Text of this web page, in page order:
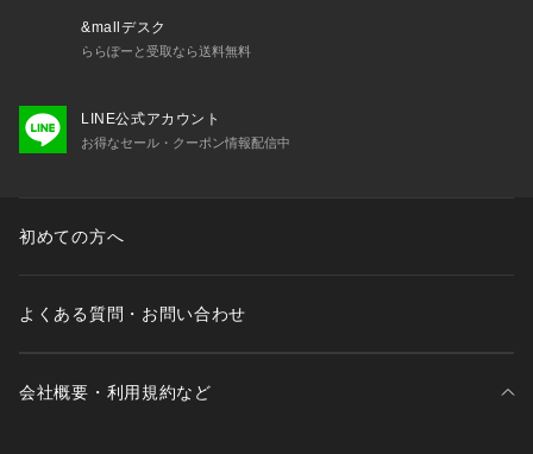
&mallデスク
ららぽーと受取なら送料無料
LINE公式アカウント
お得なセール・クーポン情報配信中
初めての方へ
よくある質問・お問い合わせ
会社概要・利用規約など